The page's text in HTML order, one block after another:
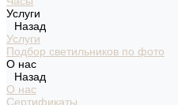
Услуги
Назад
Услуги
Подбор светильников по фото
О нас
Назад
О нас
Сертификаты